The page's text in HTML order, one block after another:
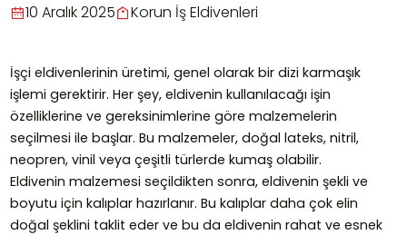
10 Aralık 2025 Korun İş Eldivenleri
İşçi eldivenlerinin üretimi, genel olarak bir dizi karmaşık
işlemi gerektirir. Her şey, eldivenin kullanılacağı işin
özelliklerine ve gereksinimlerine göre malzemelerin
seçilmesi ile başlar. Bu malzemeler, doğal lateks, nitril,
neopren, vinil veya çeşitli türlerde kumaş olabilir.
Eldivenin malzemesi seçildikten sonra, eldivenin şekli ve
boyutu için kalıplar hazırlanır. Bu kalıplar daha çok elin
doğal şeklini taklit eder ve bu da eldivenin rahat ve esnek